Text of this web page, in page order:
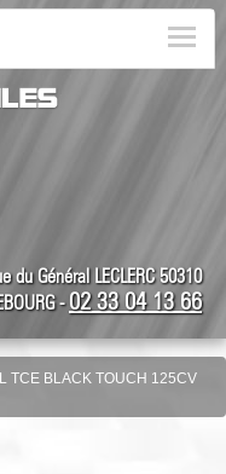
du Général LECLERC 50310
-02 33 04 13 66
TCE BLACK TOUCH 125CV